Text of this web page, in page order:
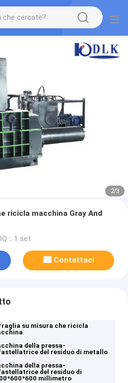
2/3
ricicla macchina Gray And
：1 set
Contattaci
su misura che ricicla
della pressa-
del residuo di metallo
della pressa-
del residuo di
millimetro